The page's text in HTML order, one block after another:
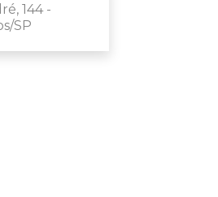
144 -
SP